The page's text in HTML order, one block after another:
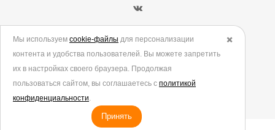
Политика в отношении обработки персональных данных
Согласие на обработку персональных данных
Согласие на обработку данных метрическими программами
Политика использования cookies
✖️
Мы используем cookie-файлы для персонализации
контента и удобства пользователей. Вы можете запретить
их в настройках своего браузера. Продолжая
пользоваться сайтом, вы соглашаетесь с политикой
конфиденциальности.
Принять